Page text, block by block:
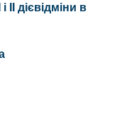
ІІ дієвідміни в